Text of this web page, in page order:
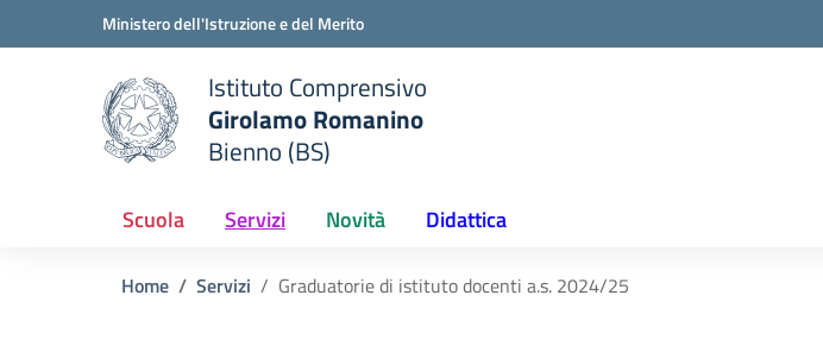
Vai ai contenuti
Vai al menu di navigazioneMinistero dell'Istruzione e del Merito
scuola
Istituto Comprensivo
Girolamo Romanino
Bienno (BS)
Scuola Servizi Novità Didattica
Home Servizi Graduatorie di istituto docenti a.s. 2024/25